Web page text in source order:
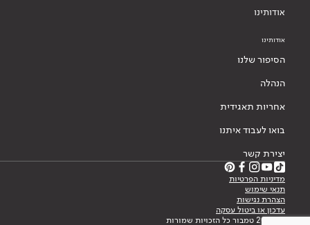
אודותינו
אודותינו
הסיפור שלנו
הנהלה
אחריות תאגידית
בואו לעבוד איתנו
יצירת קשר
מדיניות הפרטיות
תנאי שימוש
הצהרת נגישות
עדכון או ביטול עסקה
© 2026 טמבור כל הזכויות שמורות